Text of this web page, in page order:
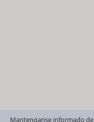
Mantenganse informado